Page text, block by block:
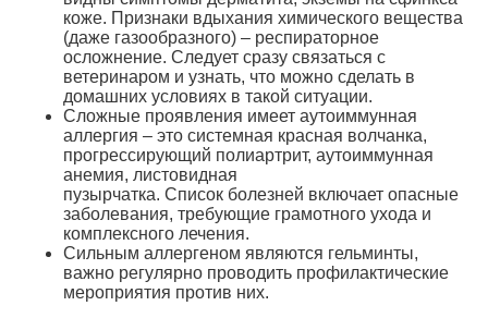
коже. Признаки вдыхания химического вещества
(даже газообразного) – респираторное
осложнение. Следует сразу связаться с
ветеринаром и узнать, что можно сделать в
домашних условиях в такой ситуации.
Сложные проявления имеет аутоиммунная
аллергия – это системная красная волчанка,
прогрессирующий полиартрит, аутоиммунная
анемия, листовидная
пузырчатка. Список болезней включает опасные
заболевания, требующие грамотного ухода и
комплексного лечения.
Сильным аллергеном являются гельминты,
важно регулярно проводить профилактические
мероприятия против них.